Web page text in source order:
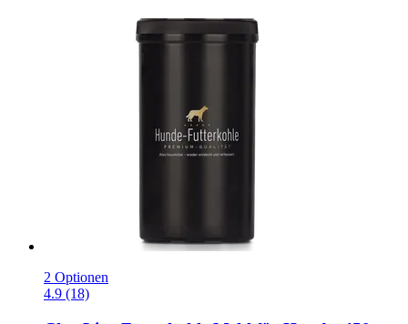
2 Optionen
4.9 (18)